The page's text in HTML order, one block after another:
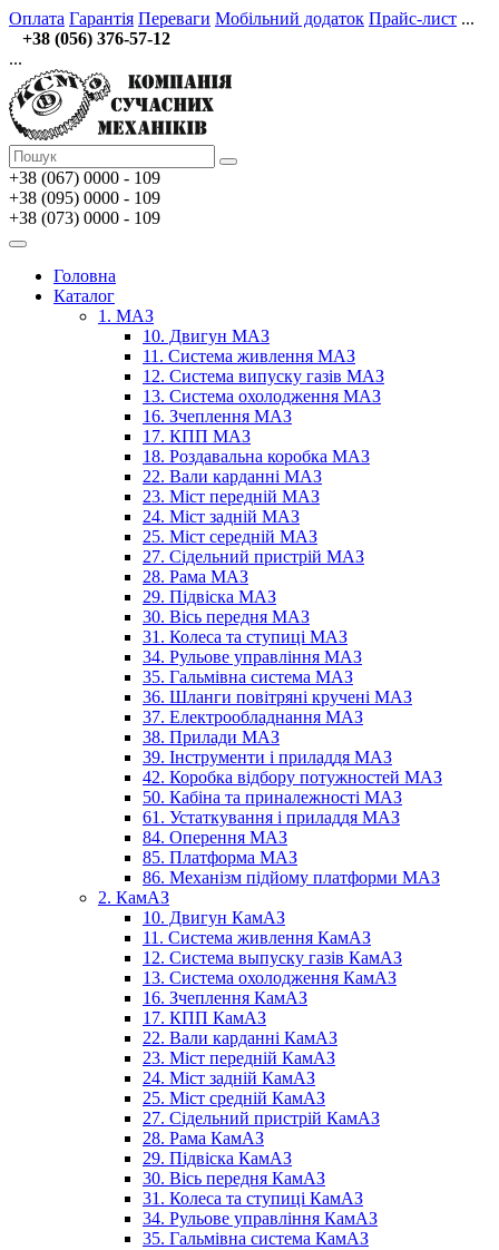
Оплата Гарантія Переваги Мобільний додаток Прайс-лист ...
+38 (056) 376-57-12
...
+38 (067) 0000 - 109
+38 (095) 0000 - 109
+38 (073) 0000 - 109
Головна
Каталог
1. МАЗ
10. Двигун МАЗ
11. Система живлення МАЗ
12. Система випуску газів МАЗ
13. Система охолодження МАЗ
16. Зчеплення МАЗ
17. КПП МАЗ
18. Роздавальна коробка МАЗ
22. Вали карданні МАЗ
23. Міст передній МАЗ
24. Міст задній МАЗ
25. Міст середній МАЗ
27. Сідельний пристрій МАЗ
28. Рама МАЗ
29. Підвіска МАЗ
30. Вісь передня МАЗ
31. Колеса та ступиці МАЗ
34. Рульове управління МАЗ
35. Гальмівна система МАЗ
36. Шланги повітряні кручені МАЗ
37. Електрообладнання МАЗ
38. Прилади МАЗ
39. Інструменти і приладдя МАЗ
42. Коробка відбору потужностей МАЗ
50. Кабіна та приналежності МАЗ
61. Устаткування і приладдя МАЗ
84. Оперення МАЗ
85. Платформа МАЗ
86. Механізм підйому платформи МАЗ
2. КамАЗ
10. Двигун КамАЗ
11. Система живлення КамАЗ
12. Система выпуску газів КамАЗ
13. Система охолодження КамАЗ
16. Зчеплення КамАЗ
17. КПП КамАЗ
22. Вали карданні КамАЗ
23. Міст передній КамАЗ
24. Міст задній КамАЗ
25. Міст средній КамАЗ
27. Сідельний пристрій КамАЗ
28. Рама КамАЗ
29. Підвіска КамАЗ
30. Вісь передня КамАЗ
31. Колеса та ступиці КамАЗ
34. Рульове управління КамАЗ
35. Гальмівна система КамАЗ